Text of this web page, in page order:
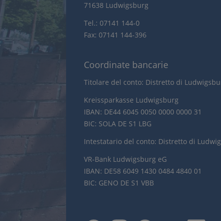
71638 Ludwigsburg
Tel.: 07141 144-0
Fax: 07141 144-396
Coordinate bancarie
Titolare del conto: Distretto di
Kreissparkasse Ludwigsburg
IBAN: DE44 6045 0050 0000 0000 31
BIC: SOLA DE S1 LBG
Intestatario del conto: Distretto di
VR-Bank Ludwigsburg eG
IBAN: DE58 6049 1430 0484 4840 01
BIC: GENO DE S1 VBB